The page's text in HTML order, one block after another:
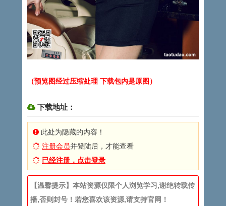
（预览图经过压缩处理 下载包内是原图）
下载地址：
此处为隐藏的内容！
注册会员并登陆后，才能查看
已经注册，点击登录
【温馨提示】本站资源仅限个人浏览学习,谢绝转载传
播,否则封号！若您喜欢该资源,请支持官网！